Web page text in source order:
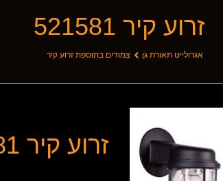
זרוע קיר 521581
אגרולייט תאורת גן צמודים בתוספת זרוע קיר
זרוע קיר 521581